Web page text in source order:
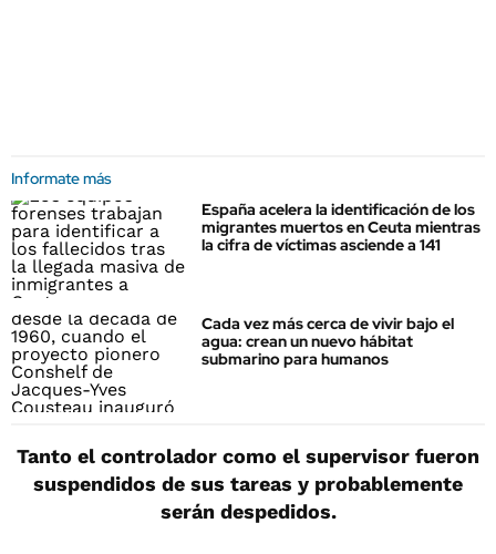
Informate más
España acelera la identificación de los
migrantes muertos en Ceuta mientras
la cifra de víctimas asciende a 141
Cada vez más cerca de vivir bajo el
agua: crean un nuevo hábitat
submarino para humanos
Tanto el controlador como el supervisor fueron
suspendidos de sus tareas y probablemente
serán despedidos.